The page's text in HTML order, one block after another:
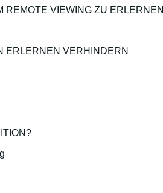
REMOTE VIEWING ZU ERLERNEN
ERLERNEN VERHINDERN